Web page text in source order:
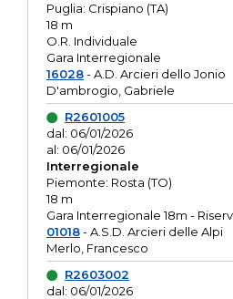
Puglia: Crispiano (TA)
18 m
O.R. Individuale
Gara Interregionale
16028- A.D. Arcieri dello Jonio
D'ambrogio, Gabriele
R2601005
dal: 06/01/2026
al: 06/01/2026
Interregionale
Piemonte: Rosta (TO)
18 m
Gara Interregionale 18m -
01018- A.S.D. Arcieri delle Alpi
Merlo, Francesco
R2603002
dal: 06/01/2026